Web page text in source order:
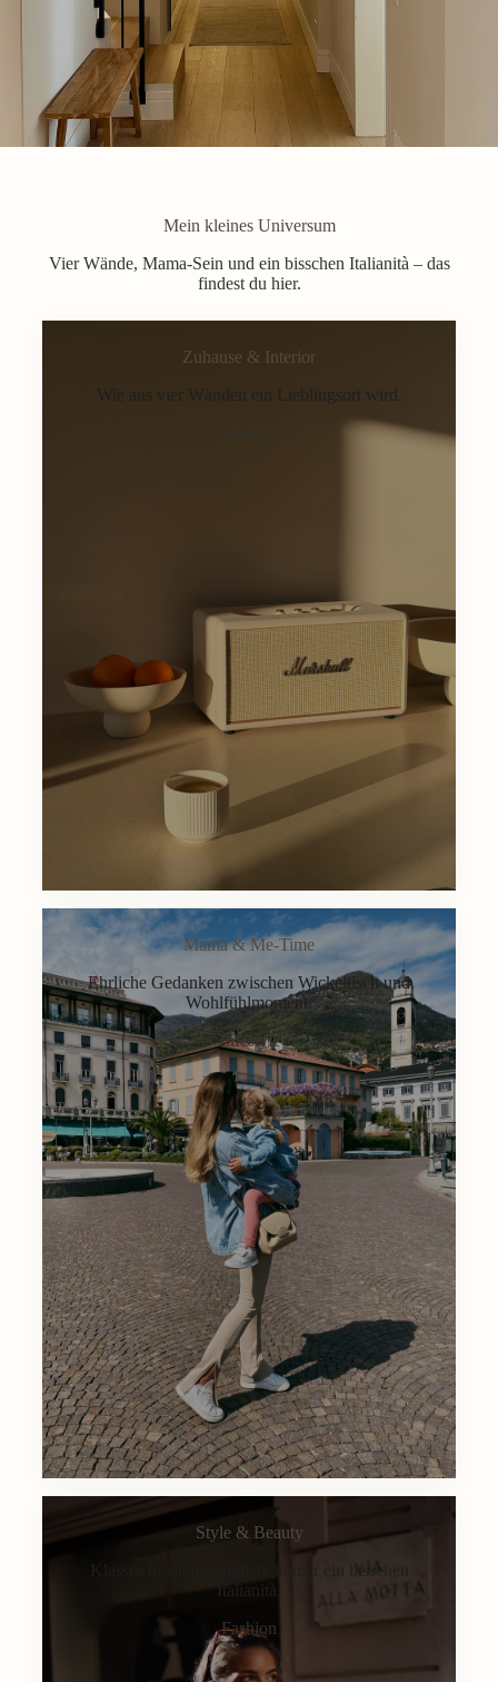
Mein kleines Universum
Vier Wände, Mama-Sein und ein bisschen Italianità – das
findest du hier.
Zuhause & Interior
Wie aus vier Wänden ein Lieblingsort wird.
Mama & Me-Time
Ehrliche Gedanken zwischen Wickeltisch und
Wohlfühlmoment.
Lifestyle
Style & Beauty
Klassisch, alltagstauglich, immer ein bisschen
Italianità.
Fashion